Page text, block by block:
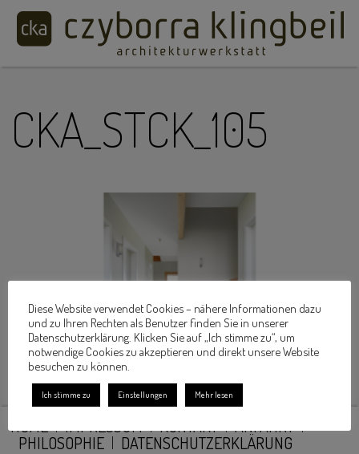
CKA_STCK_105
HOME IMPRESSUM KONTAKT
ANFAHRT
PHILOSOPHIE
DATENSCHUTZERKLÄRUNG
Diese Website verwendet Cookies – nähere Informationen dazu
und zu Ihren Rechten als Benutzer finden Sie in unserer
Datenschutzerklärung. Klicken Sie auf „Ich stimme zu“, um
notwendige Cookies zu akzeptieren und direkt unsere Website
besuchen zu können.
Ich stimme zu Einstellungen Mehr lesen